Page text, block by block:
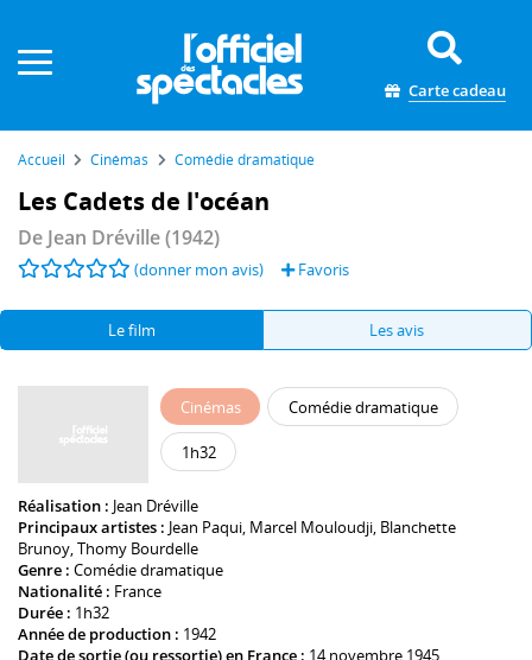
Carte cadeau
Accueil Cinémas Comédie dramatique
Les Cadets de l'océan
De Jean Dréville(1942)
(donner mon avis) Favoris
Le film Les avis
Cinémas Comédie dramatique
1h32
Réalisation : Jean Dréville
Principaux artistes : Jean Paqui, Marcel Mouloudji, Blanchette
Brunoy,Thomy Bourdelle
Genre : Comédie dramatique
Nationalité : France
Durée : 1h32
Année de production : 1942
Date de sortie (ou ressortie) en France : 14 novembre 1945